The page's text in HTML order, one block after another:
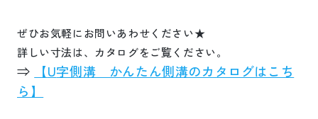
ぜひお気軽にお問いあわせください★
詳しい寸法は、カタログをご覧ください。
⇒ 【U字側溝 かんたん側溝のカタログはこち
ら】